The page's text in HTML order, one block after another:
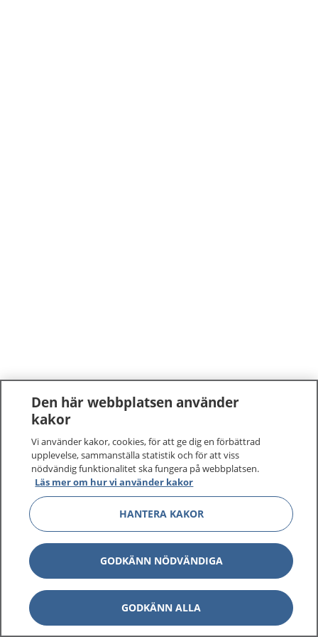
Den här webbplatsen använder
kakor
Vi använder kakor, cookies, för att ge dig en förbättrad
upplevelse, sammanställa statistik och för att viss
nödvändig funktionalitet ska fungera på webbplatsen.
Läs mer om hur vi använder kakor
HANTERA KAKOR
GODKÄNN NÖDVÄNDIGA
GODKÄNN ALLA